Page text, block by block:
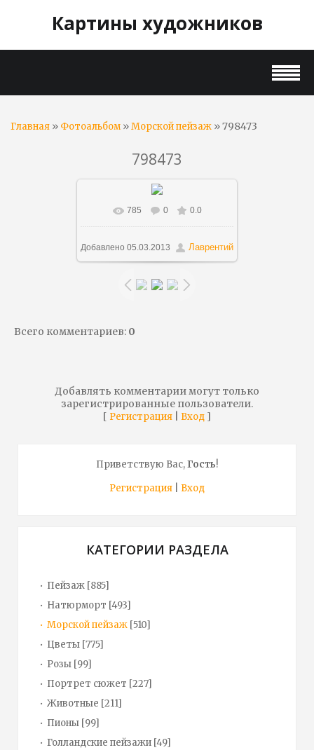
Картины художников
Главная » Фотоальбом»Морской пейзаж » 798473
798473
В реальном размере 750x530
37.2Kb
785 0 0.0
Добавлено 05.03.2013 Лаврентий
Всего комментариев: 0
Добавлять комментарии могут только
зарегистрированные пользователи.
[ Регистрация Вход ]
Приветствую Вас,Гость!
Регистрация
Вход
КАТЕГОРИИ РАЗДЕЛА
Пейзаж [885]
Натюрморт [493]
Морской пейзаж [510]
Цветы [775]
Розы [99]
Портрет сюжет [227]
Животные [211]
Пионы [99]
Голландские пейзажи [49]